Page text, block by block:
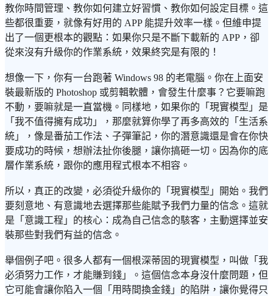
教你時間管理、教你如何建立好習慣、教你如何設定目標。這
些都很重要，就像有好用的 APP 能提升效率一樣。但維申提
出了一個更根本的觀點：如果你只是不斷下載新的 APP，卻
從來沒有升級你的作業系統，效果終究是有限的！
想像一下，你有一台跑著 Windows 98 的老電腦。你在上面安
裝最新版的 Photoshop 或剪輯軟體，會發生什麼事？它要嘛跑
不動，要嘛就是一直當機。同樣地，如果你的「現實模型」是
「我不值得擁有成功」，那麼就算你學了再多高效的「生活系
統」，像是番茄工作法、子彈筆記，你的潛意識還是會在你快
要成功的時候，想辦法扯你後腿，讓你搞砸一切。因為你的底
層作業系統，跟你的應用程式根本不相容。
所以，真正的改變，必須從升級你的「現實模型」開始。我們
要刻意地、有意識地去選擇那些能賦予我們力量的信念。這就
是「意識工程」的核心：成為自己信念的駭客，主動選擇並安
裝那些對我們有益的信念。
舉個例子吧。很多人都有一個根深蒂固的現實模型，叫做「我
必須努力工作，才能賺到錢」。這個信念本身沒什麼問題，但
它可能會讓你陷入一個「用時間換金錢」的陷阱，讓你覺得只